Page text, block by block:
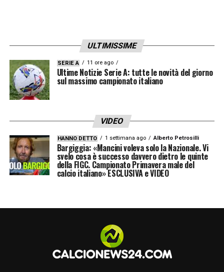
proprietà a stelle e strisce possa decollare in
questo 2021. Senza compromessi, senza
incertezze e senza l’irrefrenabile necessità
di farsi del male.
LA PLAYLIST DELLE NOSTRE TOP NEWS
ULTIMISSIME
SERIE A 11 ore ago
Ultime Notizie Serie A: tutte le novità del giorno
sul massimo campionato italiano
VIDEO
HANNO DETTO 1 settimana ago Alberto Petrosilli
Bargiggia: «Mancini voleva solo la Nazionale. Vi
svelo cosa è successo davvero dietro le quinte
della FIGC. Campionato Primavera male del
calcio italiano» ESCLUSIVA e VIDEO